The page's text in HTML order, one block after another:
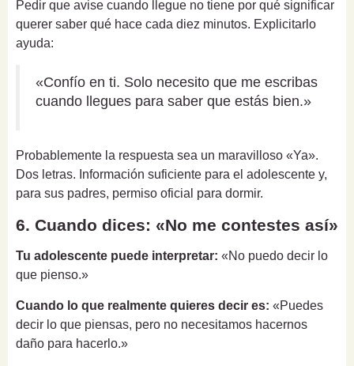
Pedir que avise cuando llegue no tiene por qué significar
querer saber qué hace cada diez minutos. Explicitarlo
ayuda:
«Confío en ti. Solo necesito que me escribas
cuando llegues para saber que estás bien.»
Probablemente la respuesta sea un maravilloso «Ya».
Dos letras. Información suficiente para el adolescente y,
para sus padres, permiso oficial para dormir.
6. Cuando dices: «No me contestes así»
Tu adolescente puede interpretar: «No puedo decir lo
que pienso.»
Cuando lo que realmente quieres decir es: «Puedes
decir lo que piensas, pero no necesitamos hacernos
daño para hacerlo.»